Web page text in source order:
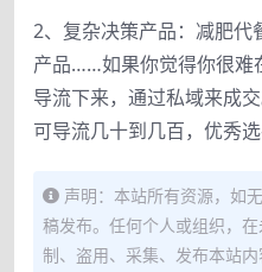
2、复杂决策产品：减肥代
产品……如果你觉得你很难
导流下来，通过私域来成
可导流几十到几百，优秀
声明：本站所有资源，如
稿发布。任何个人或组织，
制、盗用、采集、发布本站